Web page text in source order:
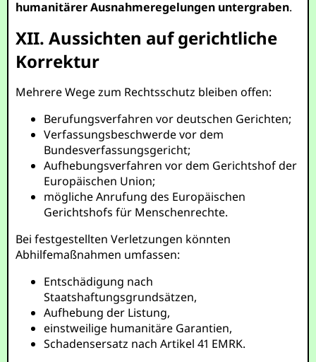
humanitärer Ausnahmeregelungen untergraben.
XII. Aussichten auf gerichtliche
Korrektur
Mehrere Wege zum Rechtsschutz bleiben offen:
Berufungsverfahren vor deutschen Gerichten;
Verfassungsbeschwerde vor dem
Bundesverfassungsgericht;
Aufhebungsverfahren vor dem Gerichtshof der
Europäischen Union;
mögliche Anrufung des Europäischen
Gerichtshofs für Menschenrechte.
Bei festgestellten Verletzungen könnten
Abhilfemaßnahmen umfassen:
Entschädigung nach
Staatshaftungsgrundsätzen,
Aufhebung der Listung,
einstweilige humanitäre Garantien,
Schadensersatz nach Artikel 41 EMRK.